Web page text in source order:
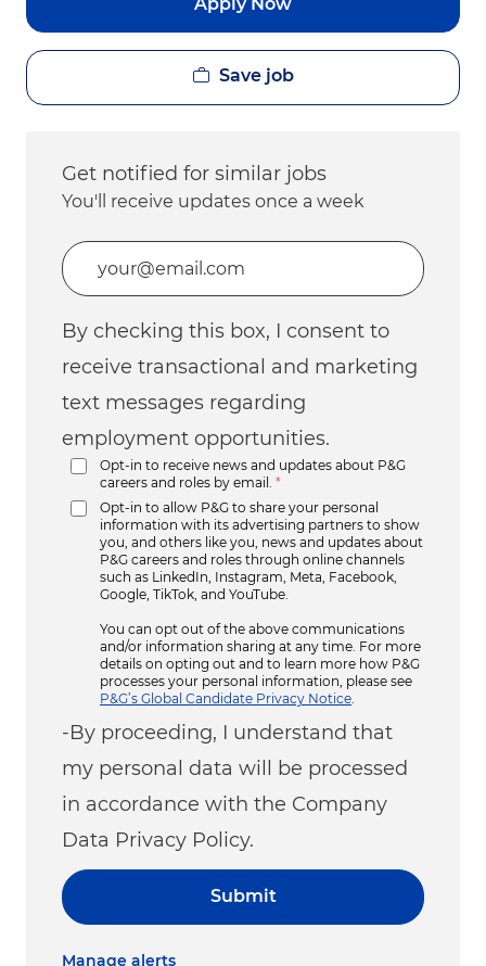
Apply Now
Save job
Get notified for similar jobs
You'll receive updates once a week
Enter Email address (Required)
By checking this box, I consent to
receive transactional and marketing
text messages regarding
employment opportunities.
Opt-in to receive news and updates about P&G
careers and roles by email.
*
Opt-in to allow P&G to share your personal
information with its advertising partners to show
you, and others like you, news and updates about
P&G careers and roles through online channels
such as LinkedIn, Instagram, Meta, Facebook,
Google, TikTok, and YouTube.
You can opt out of the above communications
and/or information sharing at any time. For more
details on opting out and to learn more how P&G
processes your personal information, please see
P&G’s Global Candidate Privacy Notice
-By proceeding, I understand that
my personal data will be processed
in accordance with the Company
Data Privacy Policy.
Submit
Manage alerts